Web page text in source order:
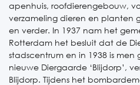
apenhuis, roofdierengebouw,
verzameling dieren en planten
en verder. In 1937 nam het
Rotterdam het besluit dat de
stadscentrum en in 1938 is
nieuwe Diergaarde ‘Blijdorp’,
Blijdorp. Tijdens het